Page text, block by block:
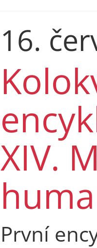
16.
XIV.
První